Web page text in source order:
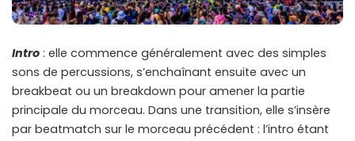
Intro : elle commence généralement avec des simples
sons de percussions, s’enchaînant ensuite avec un
breakbeat ou un breakdown pour amener la partie
principale du morceau. Dans une transition, elle s’insère
par beatmatch sur le morceau précédent : l’intro étant